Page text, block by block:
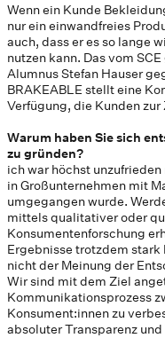
Wenn ein Kunde
nur ein einwandfreies
auch, dass er es so lange
nutzen kann. Das vom
Alumnus Stefan Hauser
BRAKEABLE stellt eine
Verfügung, die Kunden
Warum haben Sie sich
zu gründen?
ich war höchst
in Großunternehmen mit
umgegangen wurde.
mittels qualitativer oder
Konsumentenforschung
Ergebnisse trotzdem
nicht der Meinung der
Wir sind mit dem Ziel
Kommunikationsprozess
Konsument:innen zu
absoluter Transparenz